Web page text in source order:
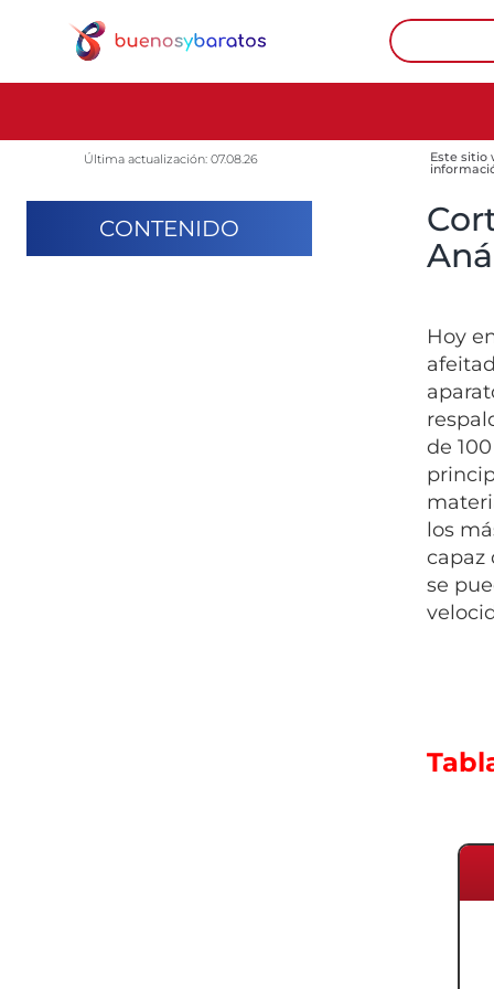
Última actualización: 07.08.26 Este sitio
CONTENIDO
Hoy
de
los
capaz
se